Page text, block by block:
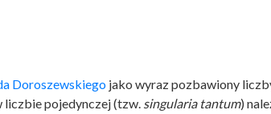
Doroszewskiego jako wyraz pozbawiony
liczbie pojedynczej (tzw. singularia tantum)